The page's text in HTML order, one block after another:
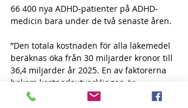
66 400 nya ADHD-patienter på ADHD-
medicin bara under de två senaste åren.
”Den totala kostnaden för alla läkemedel
beräknas öka från 30 miljarder kronor till
36,4 miljarder år 2025. En av faktorerna
bakom kostnadsutvecklingen är
försäljning av ADHD-amfetamin. På